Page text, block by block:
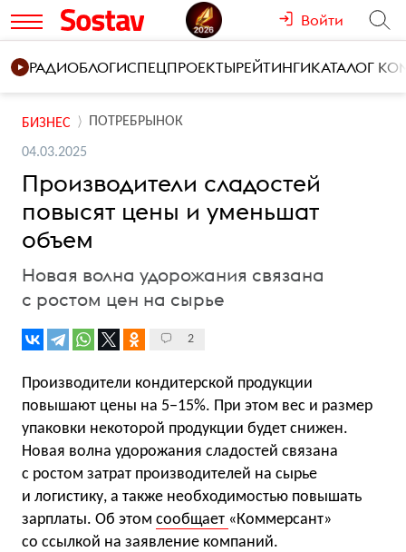
Войти
РАДИОБЛОГИСПЕЦПРОЕКТЫРЕЙТИНГИКАТАЛОГ
БИЗНЕС ПОТРЕБРЫНОК
04.03.2025
Производители сладостей
повысят цены и уменьшат
объем
Новая волна удорожания связана
с ростом цен на сырье
2
Производители кондитерской продукции
повышают цены на 5−15%. При этом вес и размер
упаковки некоторой продукции будет снижен.
Новая волна удорожания сладостей связана
с ростом затрат производителей на сырье
и логистику, а также необходимостью повышать
зарплаты. Об этом сообщает «Коммерсант»
со ссылкой на заявление компаний.